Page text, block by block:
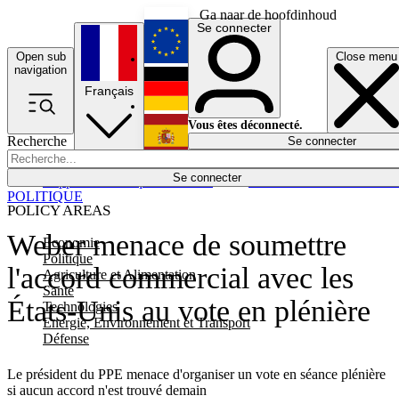
Ga naar de hoofdinhoud
Open sub
navigation
Close menu
Recherche
Se connecter
POLICY AREAS
Economie
Politique
Agriculture et Alimentation
Santé
Technologies
Energie, Environnement et Transport
Défense
Économie
Français
English
Deutsch
Español
Se connecter
Vous êtes déconnecté.
Se connecter
Weber menace de soumettre
l'accord commercial avec les
États-Unis au vote en plénière
Le président du PPE menace d'organiser un vote en séance plénière
si aucun accord n'est trouvé demain
POLITIQUE